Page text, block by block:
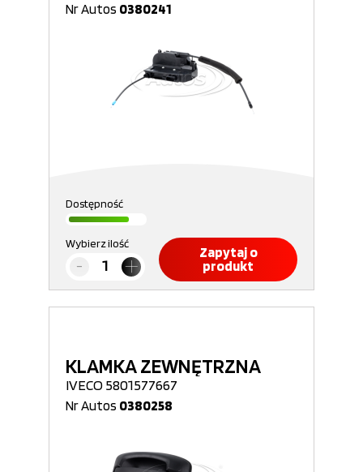
Nr Autos 0380241
Dostępność
Wybierz ilość
Zapytaj o
produkt
KLAMKA ZEWNĘTRZNA
IVECO 5801577667
Nr Autos 0380258